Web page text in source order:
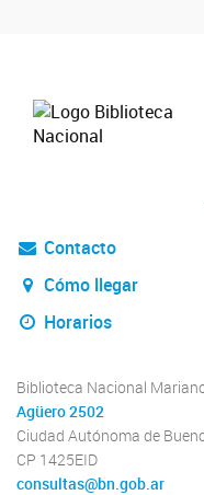
Contacto
Cómo llegar
Horarios
Biblioteca Nacional
Agüero 2502
Ciudad Autónoma de
CP 1425EID
consultas@bn.gob.ar